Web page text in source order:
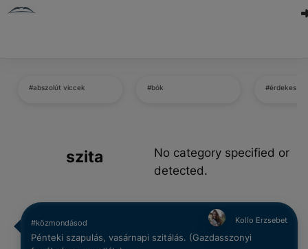
#abszolút viccek #bók #érdekes
szita
No category specified or
detected.
#közmondásod Kollo Erzsebet
Pénteki szapulás, vasárnapi szitálás. (Gazdasszonyi